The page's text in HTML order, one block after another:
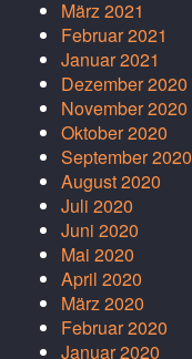
März 2021
Februar 2021
Januar 2021
Dezember 2020
November 2020
Oktober 2020
September 2020
August 2020
Juli 2020
Juni 2020
Mai 2020
April 2020
März 2020
Februar 2020
Januar 2020